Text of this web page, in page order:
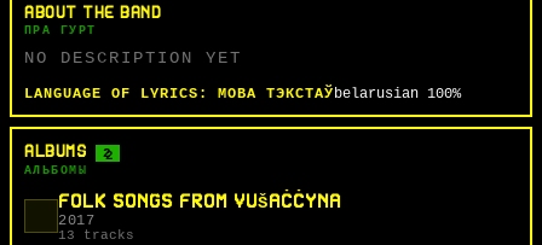
ABOUT THE BAND
ПРА ГУРТ
NO DESCRIPTION YET
LANGUAGE OF LYRICS: МОВА ТЭКСТАЎbelarusian 100%
ALBUMS 2
АЛЬБОМЫ
FOLK SONGS FROM VUŠAČČYNA
2017
13 tracks